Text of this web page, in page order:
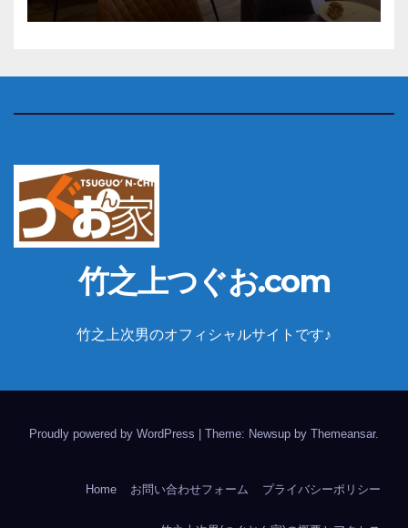
竹之上つぐお.com
竹之上次男のオフィシャルサイトです♪
Proudly powered by WordPress Theme: Newsup by Themeansar.
Home お問い合わせフォーム プライバシーポリシー